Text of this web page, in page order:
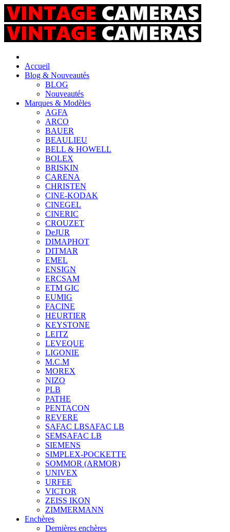
Accueil
Blog & Nouveautés
BLOG
Nouveautés
Marques & Modèles
AGFA
ARCO
BAUER
BEAULIEU
BELL & HOWELL
BOLEX
BRISKIN
CARENA
CHRISTEN
CINE-KODAK
CINEGEL
CINERIC
CROUZET
DeJUR
DIMAPHOT
DITMAR
EMEL
ENSIGN
ERCSAM
ETM GIC
EUMIG
FACINE
HEURTIER
KEYSTONE
LEITZ
LEVEQUE
LIGONIE
M.C.M
MOREX
NIZO
PLB
PATHE
PENTACON
REVERE
SAFAC LBSAFAC LB
SEMSAFAC LB
SIEMENS
SIMPLEX-POCKETTE
SOMMOR (ARMOR)
UNIVEX
URFEE
VICTOR
ZEISS IKON
ZIMMERMANN
Enchères
Dernières enchères